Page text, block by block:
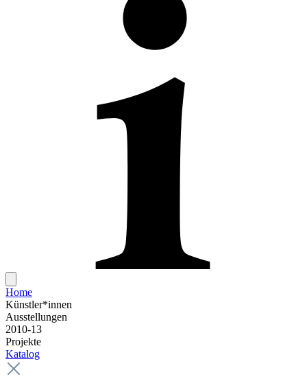
Home
Künstler*innen
Ausstellungen
2010-13
Projekte
Katalog